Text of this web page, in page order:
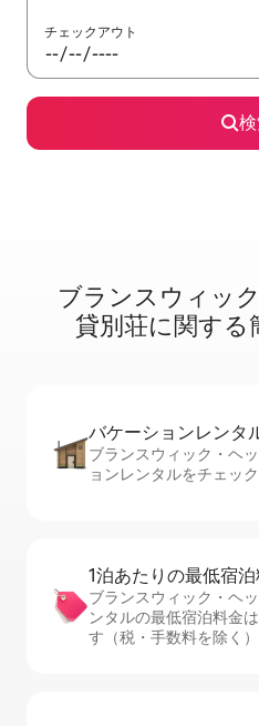
チェックアウト
ブランスウィッ
貸⁠別⁠荘⁠に関⁠す⁠る
バケーションレ⁠ン⁠タ⁠
ブランスウィック・ヘ
ョンレンタルをチェッ
1泊あたりの最⁠低⁠宿⁠
ブランスウィック・ヘ
ンタルの最低宿泊料金
す（税・手数料を除く）